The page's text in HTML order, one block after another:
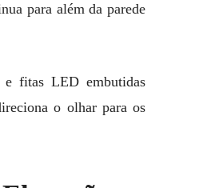
para além da parede
e fitas LED embutidas
o olhar para os